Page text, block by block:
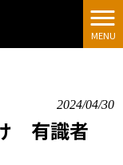
MENU
2024/04/30
有識者